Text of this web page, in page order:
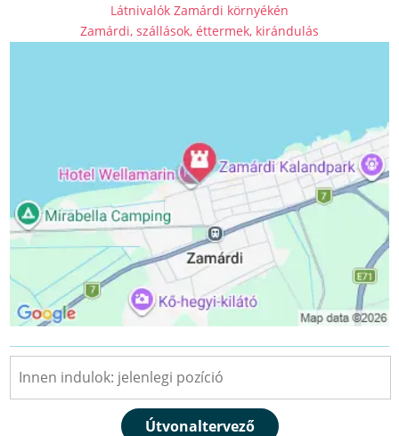
Látnivalók Zamárdi környékén
Zamárdi, szállások, éttermek, kirándulás